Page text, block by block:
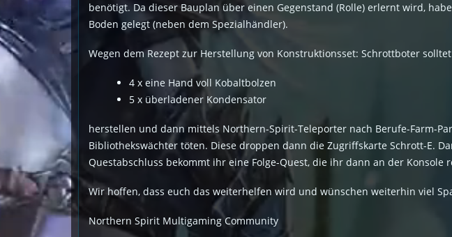
benötigt. Da dieser Bauplan über einen Gegenstand (Rolle) erlernt wird,
Boden gelegt (neben dem Spezialhändler).
Wegen dem Rezept zur Herstellung von Konstruktionsset: Schrottboter
4 x eine Hand voll Kobaltbolzen
5 x überladener Kondensator
herstellen und dann mittels Northern-Spirit-Teleporter nach Berufe-Farm-
Bibliothekswächter töten. Diese droppen dann die Zugriffskarte Schrott-E.
Questabschluss bekommt ihr eine Folge-Quest, die ihr dann an der Konsole
Wir hoffen, dass euch das weiterhelfen wird und wünschen weiterhin viel
Northern Spirit Multigaming Community